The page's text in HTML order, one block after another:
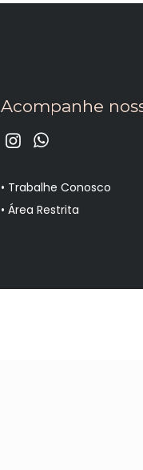
Acompanhe
• Trabalhe Conosco
•Área Restrita